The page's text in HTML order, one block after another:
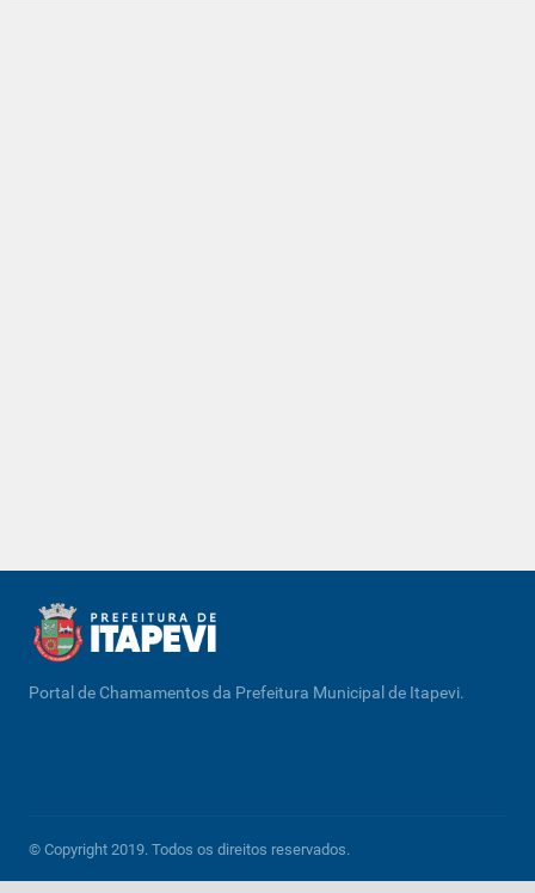
Portal de Chamamentos da Prefeitura Municipal de Itapevi.
© Copyright 2019. Todos os direitos reservados.